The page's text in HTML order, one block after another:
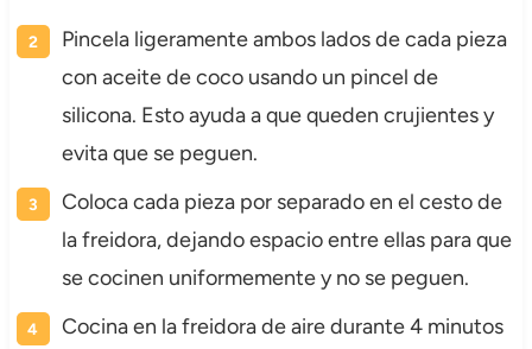
Pincela ligeramente ambos lados de cada pieza
con aceite de coco usando un pincel de
silicona. Esto ayuda a que queden crujientes y
evita que se peguen.
Coloca cada pieza por separado en el cesto de
la freidora, dejando espacio entre ellas para que
se cocinen uniformemente y no se peguen.
Cocina en la freidora de aire durante 4 minutos